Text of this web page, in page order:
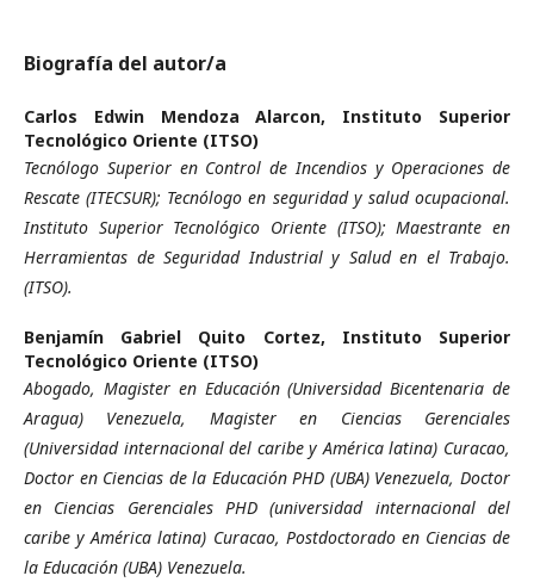
Biografía del autor/a
Carlos Edwin Mendoza Alarcon, Instituto Superior
Tecnológico Oriente (ITSO)
Tecnólogo Superior en Control de Incendios y Operaciones de
Rescate (ITECSUR); Tecnólogo en seguridad y salud ocupacional.
Instituto Superior Tecnológico Oriente (ITSO); Maestrante en
Herramientas de Seguridad Industrial y Salud en el Trabajo.
(ITSO).
Benjamín Gabriel Quito Cortez, Instituto Superior
Tecnológico Oriente (ITSO)
Abogado, Magister en Educación (Universidad Bicentenaria de
Aragua) Venezuela, Magister en Ciencias Gerenciales
(Universidad internacional del caribe y América latina) Curacao,
Doctor en Ciencias de la Educación PHD (UBA) Venezuela, Doctor
en Ciencias Gerenciales PHD (universidad internacional del
caribe y América latina) Curacao, Postdoctorado en Ciencias de
la Educación (UBA) Venezuela.